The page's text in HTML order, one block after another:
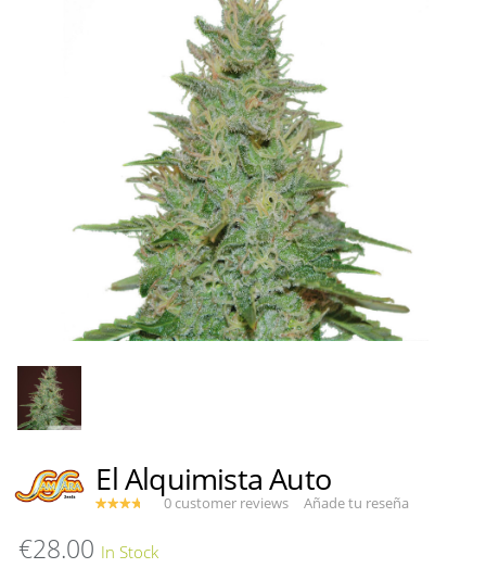
El Alquimista Auto
0 customer reviews Añade tu reseña
€28.00